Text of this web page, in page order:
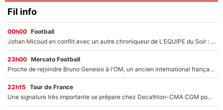
Fil info
00h00 Football
Johan Micoud en conflit avec un autre chroniqueur de L’EQUIPE du Soir : «Pendant un moment, je ne les ai pas remis ensemble dans l'émission»
23h00 Mercato Football
Proche de rejoindre Bruno Genesio à l'OM, un ancien international français va finalement débarquer... sur RMC !
22h15 Tour de France
Une signature très importante se prépare chez Decathlon-CMA CGM pour aider Paul Seixas à gagner le Tour de France 2027